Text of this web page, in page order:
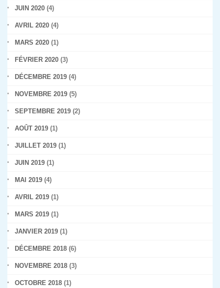
JUIN 2020 (4)
AVRIL 2020 (4)
MARS 2020 (1)
FÉVRIER 2020 (3)
DÉCEMBRE 2019 (4)
NOVEMBRE 2019 (5)
SEPTEMBRE 2019 (2)
AOÛT 2019 (1)
JUILLET 2019 (1)
JUIN 2019 (1)
MAI 2019 (4)
AVRIL 2019 (1)
MARS 2019 (1)
JANVIER 2019 (1)
DÉCEMBRE 2018 (6)
NOVEMBRE 2018 (3)
OCTOBRE 2018 (1)